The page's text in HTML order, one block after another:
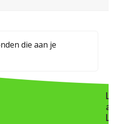
die aan je
L
a
L